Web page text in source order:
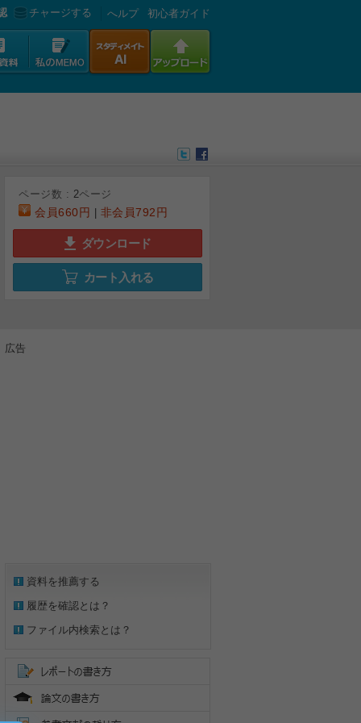
チャージする へルプ 初心者ガイド
ページ数 : 2ページ
会員660円 非会員792円
ダウンロード
カート入れる
広告
資料を推薦する
履歴を確認とは？
ファイル内検索とは？